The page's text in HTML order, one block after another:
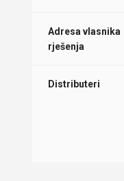
Adresa vlasnika
rješenja
Distributeri